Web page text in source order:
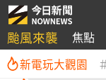
颱風來襲 焦點
新電玩大觀園